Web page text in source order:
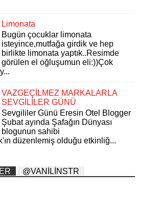
Limonata
Bugün çocuklar limonata
isteyince,mutfağa girdik ve hep
birlikte limonata yaptık..Resimde
görülen el oğluşumun eli:))Çok
VAZGEÇİLMEZ MARKALARLA
SEVGİLİLER GÜNÜ
Sevgililer Günü Eresin Otel Blogger
Şubat ayında Şafağın Dünyası
blogunun sahibi
düzenlemiş olduğu etkinliğ...
@VANİLİNSTR